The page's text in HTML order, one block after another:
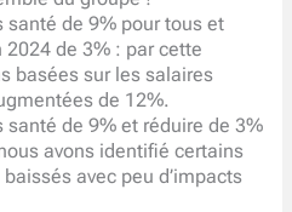
de 9% pour tous et
de 3% : par cette
basées sur les salaires
de 12%.
de 9% et réduire de 3%
avons identifié certains
avec peu d’impacts